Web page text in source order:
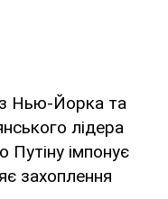
Нью-Йорка та
лідера
імпонує
захоплення